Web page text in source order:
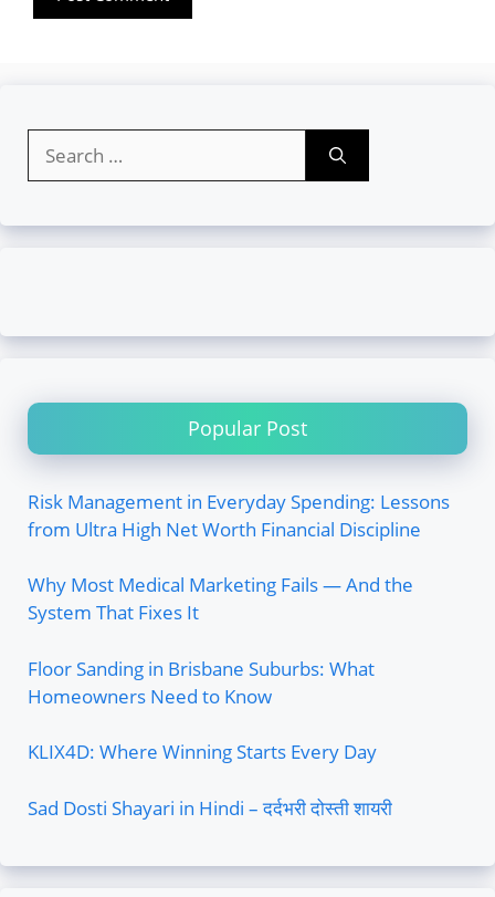
for:
Popular Post
Risk Management in Everyday Spending: Lessons
from Ultra High Net Worth Financial Discipline
Why Most Medical Marketing Fails — And the
System That Fixes It
Floor Sanding in Brisbane Suburbs: What
Homeowners Need to Know
KLIX4D: Where Winning Starts Every Day
Sad Dosti Shayari in Hindi – दर्दभरी दोस्ती शायरी